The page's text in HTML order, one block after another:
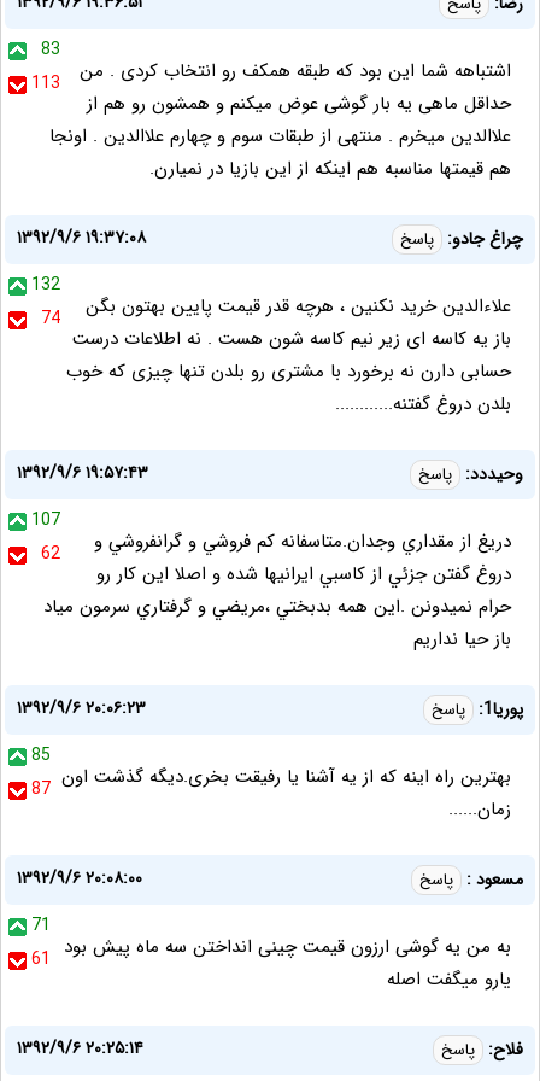
83
113
اشتباهه شما این بود که طبقه همکف رو انتخاب کردی . من
حداقل ماهی یه بار گوشی عوض میکنم و همشون رو هم از
علاالدین میخرم . منتهی از طبقات سوم و چهارم علاالدین . اونجا
هم قیمتها مناسبه هم اینکه از این بازیا در نمیارن.
چراغ جادو: پاسخ
۱۳۹۲/۹/۶ ۱۹:۳۷:۰۸
132
74
علاءالدین خرید نکنین ، هرچه قدر قیمت پایین بهتون بگن
باز یه کاسه ای زیر نیم کاسه شون هست . نه اطلاعات درست
حسابی دارن نه برخورد با مشتری رو بلدن تنها چیزی که خوب
بلدن دروغ گفتنه............
وحيددد: پاسخ
۱۳۹۲/۹/۶ ۱۹:۵۷:۴۳
107
62
دريغ از مقداري وجدان.متاسفانه کم فروشي و گرانفروشي و
دروغ گفتن جزئي از کاسبي ايرانيها شده و اصلا اين کار رو
حرام نميدونن .اين همه بدبختي ،مريضي و گرفتاري سرمون مياد
باز حيا نداريم
پوریا1: پاسخ
۱۳۹۲/۹/۶ ۲۰:۰۶:۲۳
85
87 بهترین راه اینه که از یه آشنا یا رفیقت بخری.دیگه گذشت اون
زمان......
مسعود : پاسخ
۱۳۹۲/۹/۶ ۲۰:۰۸:۰۰
71
61
به من يه گوشى ارزون قيمت چينى انداختن سه ماه پيش بود
يارو ميگفت اصله
فلاح: پاسخ
۱۳۹۲/۹/۶ ۲۰:۲۵:۱۴